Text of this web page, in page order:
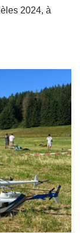
2024, à